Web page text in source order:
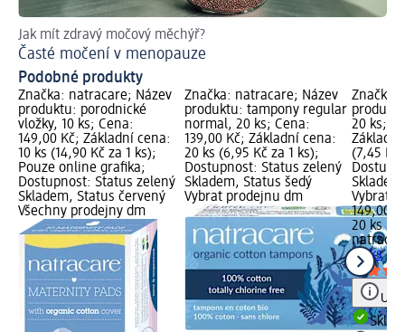
Jak mít zdravý močový měchýř?
Časté močení v menopauze
Podobné produkty
Značka: natracare; Název
produktu: porodnické
vložky, 10 ks; Cena:
149,00 Kč; Základní cena:
10 ks (14,90 Kč za 1 ks);
Pouze online grafika;
Dostupnost: Status zelený
Skladem, Status červený
Všechny prodejny dm
Značka: natracare; Název
produktu: tampony regular
normal, 20 ks; Cena:
139,00 Kč; Základní cena:
20 ks (6,95 Kč za 1 ks);
Dostupnost: Status zelený
Skladem, Status šedý
Vybrat prodejnu dm
Značka:
20 ks;
(7,45 Kč
Vybrat
149,00
20 ks
20 ks